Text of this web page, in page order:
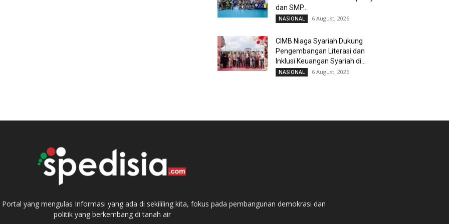
dan SMP...
NASIONAL 6 August, 2026
CIMB Niaga Syariah Dukung
Pengembangan Literasi dan
Inklusi Keuangan Syariah di...
NASIONAL 6 August, 2026
yang mengulas Informasi yang ada di sekililing kita, fokus pada pembangunan demokrasi dan
politik yang berkembang di tanah air